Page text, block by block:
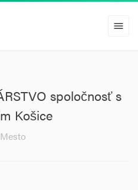
menu
spoločnosť s
Košice